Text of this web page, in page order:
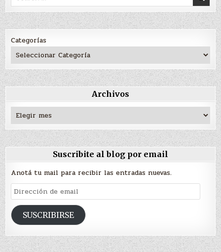
for:
Categorías
Archivos
Archivos
Suscribite al blog por email
Anotá tu mail para recibir las entradas nuevas.
Dirección
de
emailSUSCRIBIRSE